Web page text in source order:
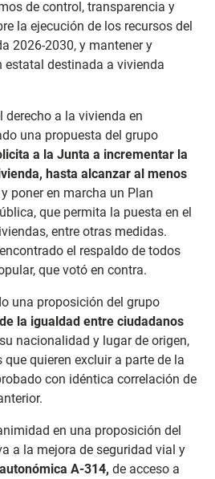
de control, transparencia y
la ejecución de los recursos del
2026-2030, y mantener y
destinada a vivienda
derecho a la vivienda en
una propuesta del grupo
a la Junta a incrementar la
hasta alcanzar al menos
y poner en marcha un Plan
que permita la puesta en el
entre otras medidas.
el respaldo de todos
que votó en contra.
una proposición del grupo
la igualdad entre ciudadanos
nacionalidad y lugar de origen,
quieren excluir a parte de la
con idéntica correlación de
en una proposición del
a la mejora de seguridad vial y
A-314, de acceso a